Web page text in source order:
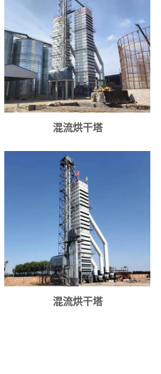
混流烘干塔
混流烘干塔